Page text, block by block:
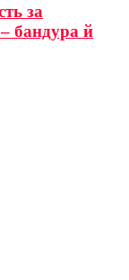
за
бандура й